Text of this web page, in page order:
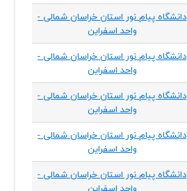
دانشگاه پیام نور استان خراسان شمالی -
واحد اسفراین
دانشگاه پیام نور استان خراسان شمالی -
واحد اسفراین
دانشگاه پیام نور استان خراسان شمالی -
واحد اسفراین
دانشگاه پیام نور استان خراسان شمالی -
واحد اسفراین
دانشگاه پیام نور استان خراسان شمالی -